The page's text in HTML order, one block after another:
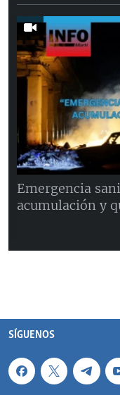
Emergencia
acumulación y
SÍGUENOS